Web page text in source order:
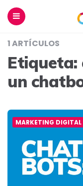
1 ARTÍCULOS
Etiqueta:
un
MARKETING DIGITAL